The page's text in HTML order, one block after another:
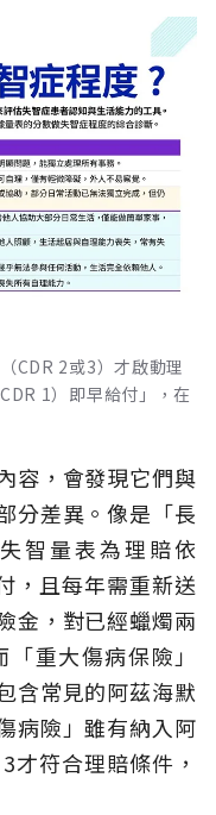
CDR 2或3）才啟動理
1）即早給付」，在
容，會發現它們與
分差異。像是「長
智量表為理賠依
，且每年需重新送
金，對已經蠟燭兩
「重大傷病保險」
含常見的阿茲海默
病險」雖有納入阿
才符合理賠條件，